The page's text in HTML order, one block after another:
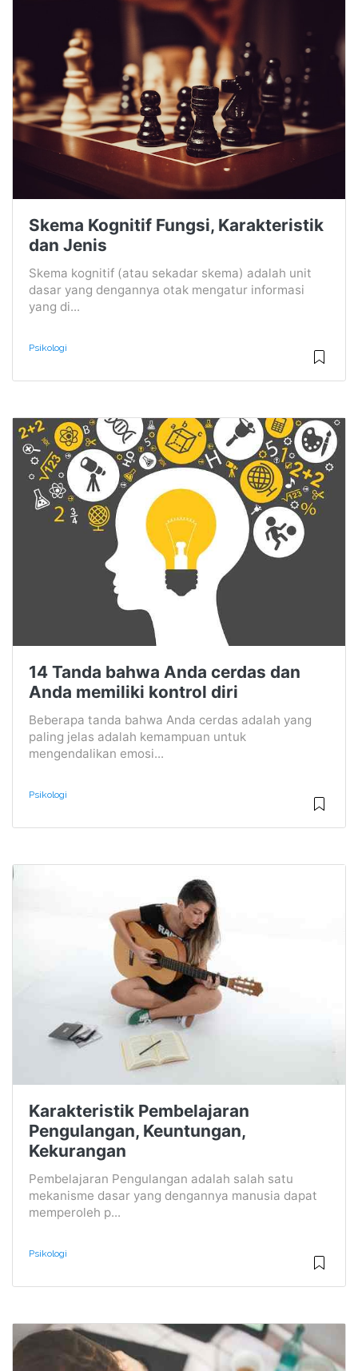
Skema Kognitif Fungsi, Karakteristik
dan Jenis
Skema kognitif (atau sekadar skema) adalah unit
dasar yang dengannya otak mengatur informasi
yang di...
Psikologi
14 Tanda bahwa Anda cerdas dan
Anda memiliki kontrol diri
Beberapa tanda bahwa Anda cerdas adalah yang
paling jelas adalah kemampuan untuk
mengendalikan emosi...
Psikologi
Karakteristik Pembelajaran
Pengulangan, Keuntungan,
Kekurangan
Pembelajaran Pengulangan adalah salah satu
mekanisme dasar yang dengannya manusia dapat
memperoleh p...
Psikologi